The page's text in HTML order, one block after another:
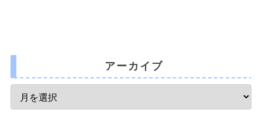
アーカイブ